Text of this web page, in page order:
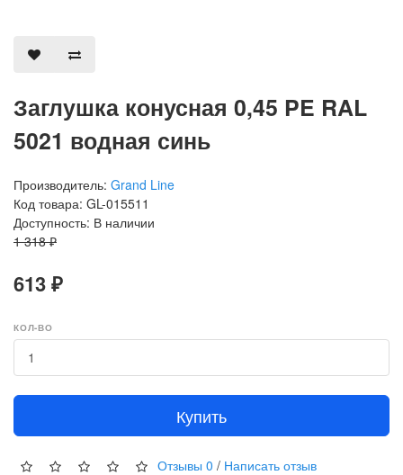
Заглушка конусная 0,45 PE RAL
5021 водная синь
Производитель: Grand Line
Код товара: GL-015511
Доступность: В наличии
1 318 ₽
613 ₽
КОЛ-ВО
Купить
Отзывы 0 / Написать отзыв